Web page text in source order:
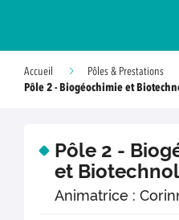
Accueil
Pôles & Prestations
Pôle 2 - Biogéochimie et
Pôle 2 -
et
Animatrice :